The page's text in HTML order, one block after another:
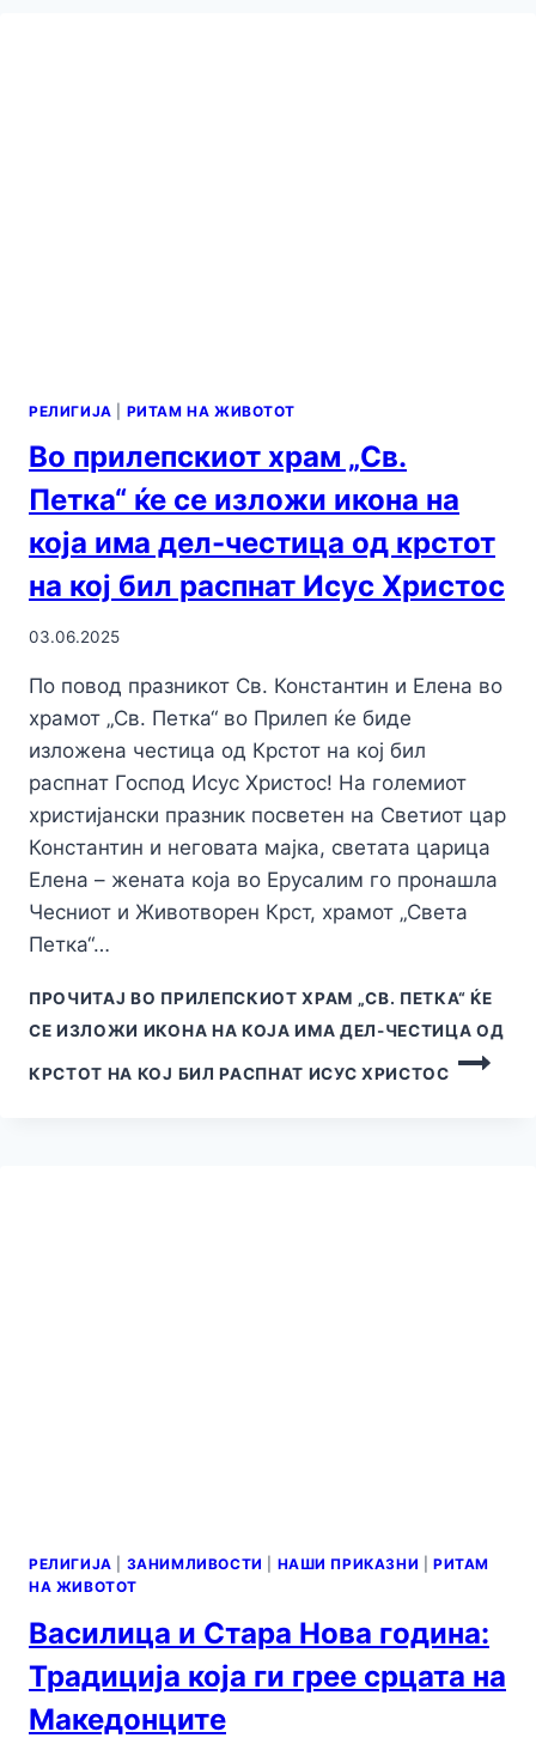
РЕЛИГИЈА РИТАМ НА ЖИВОТОТ
Во прилепскиот храм „Св.
Петка“ ќе се изложи икона на
која има дел-честица од крстот
на кој бил распнат Исус Христос
03.06.2025
По повод празникот Св. Константин и Елена во
храмот „Св. Петка“ во Прилеп ќе биде
изложена честица од Крстот на кој бил
распнат Господ Исус Христос! На големиот
христијански празник посветен на Светиот цар
Константин и неговата мајка, светата царица
Елена – жената која во Ерусалим го пронашла
Чесниот и Животворен Крст, храмот „Света
Петка“…
ПРОЧИТАЈ ВО ПРИЛЕПСКИОТ ХРАМ „СВ. ПЕТКА“ ЌЕ
СЕ ИЗЛОЖИ ИКОНА НА КОЈА ИМА ДЕЛ-ЧЕСТИЦА ОД
КРСТОТ НА КОЈ БИЛ РАСПНАТ ИСУС ХРИСТОС
РЕЛИГИЈА ЗАНИМЛИВОСТИ НАШИ ПРИКАЗНИ |РИТАМ
НА ЖИВОТОТ
Василица и Стара Нова година:
Традиција која ги грее срцата на
Македонците